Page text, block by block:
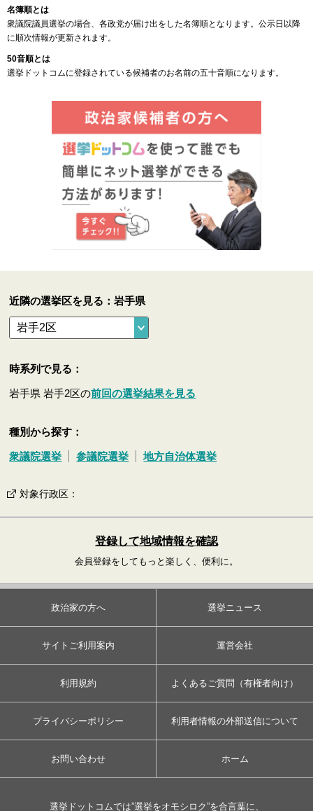
名簿順とは
衆議院議員選挙の場合、各政党が届け出をした名簿順となります。公示日以降
に順次情報が更新されます。
50音順とは
選挙ドットコムに登録されている候補者のお名前の五十音順になります。
近隣の選挙区を見る：岩手県
時系列で見る：
岩手県 岩手2区の前回の選挙結果を見る
種別から探す：
衆議院選挙 参議院選挙 地方自治体選挙
対象行政区 ：
登録して地域情報を確認
会員登録をしてもっと楽しく、便利に。
政治家の方へ 選挙ニュース
サイトご利用案内 運営会社
利用規約 よくあるご質問（有権者向け）
プライバシーポリシー 利用者情報の外部送信について
お問い合わせ ホーム
選挙ドットコムでは”選挙をオモシロク”を合言葉に、